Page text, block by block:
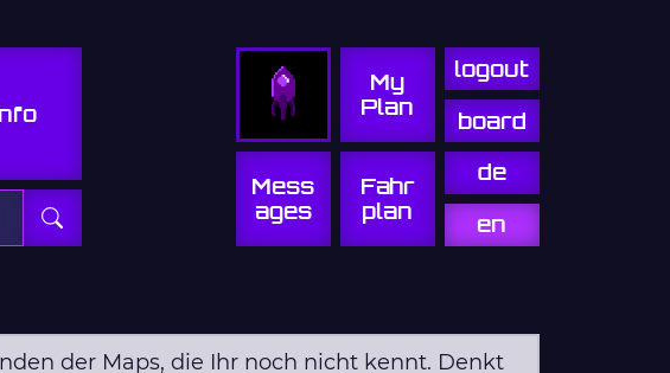
My
Plan
logout
board
Mess
ages
Fahr
plan
de
en
der Maps, die Ihr noch nicht kennt. Denkt